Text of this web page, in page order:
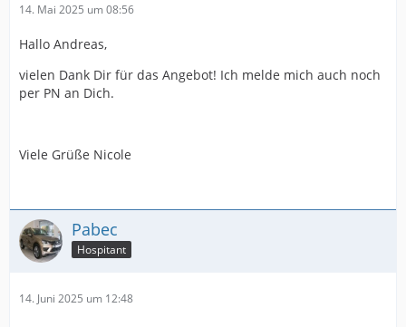
14. Mai 2025 um 08:56
Hallo Andreas,
vielen Dank Dir für das Angebot! Ich melde mich auch noch
per PN an Dich.
Viele Grüße Nicole
Pabec
Hospitant
14. Juni 2025 um 12:48